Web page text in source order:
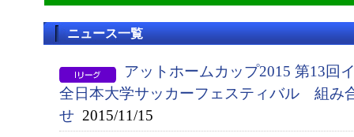
ニュース一覧
アットホームカップ2015 第13回
全日本大学サッカーフェスティバル 組み
せ 2015/11/15